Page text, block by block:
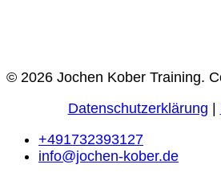
© 2026 Jochen Kober Training.
Datenschutzerklärung
+491732393127
info@jochen-kober.de